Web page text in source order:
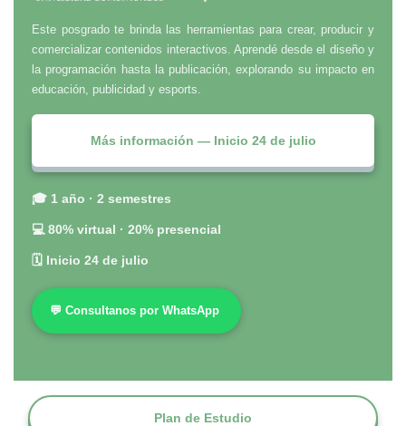
Este posgrado te brinda las herramientas para crear, producir y
comercializar contenidos interactivos. Aprendé desde el diseño y
la programación hasta la publicación, explorando su impacto en
educación, publicidad y esports.
Más información — Inicio 24 de julio
🎓 1 año · 2 semestres
💻 80% virtual · 20% presencial
🗓 Inicio 24 de julio
💬 Consultanos por WhatsApp
Plan de Estudio